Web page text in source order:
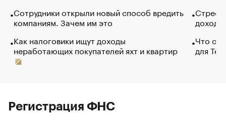
Сотрудники открыли новый способ вредить
компаниям. Зачем им это
Как налоговики ищут доходы
неработающих покупателей яхт и квартир
Что
для
Регистрация ФНС